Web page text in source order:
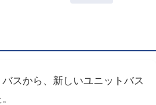
スから、新しいユニットバス